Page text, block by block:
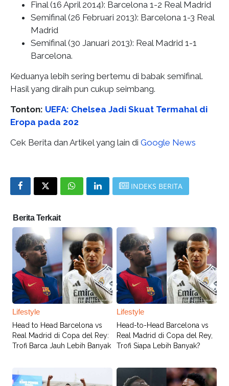
Final (16 April 2014): Barcelona 1-2 Real Madrid
Semifinal (26 Februari 2013): Barcelona 1-3 Real
Madrid
Semifinal (30 Januari 2013): Real Madrid 1-1
Barcelona.
Keduanya lebih sering bertemu di babak semifinal.
Hasil yang diraih pun cukup seimbang.
Tonton: UEFA: Chelsea Jadi Skuat Termahal di
Eropa pada 202
Cek Berita dan Artikel yang lain di Google News
INDEKS BERITA
Berita Terkait
Lifestyle
Head to Head Barcelona vs
Real Madrid di Copa del Rey:
Trofi Barca Jauh Lebih Banyak
Lifestyle
Head-to-Head Barcelona vs
Real Madrid di Copa del Rey,
Trofi Siapa Lebih Banyak?